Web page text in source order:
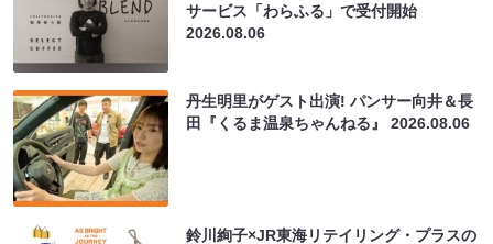
サービス「わらふる」で受付開始
2026.08.06
丹生明里がゲスト出演! パンサー向井＆長
田『くるま温泉ちゃんねる』2026.08.06
鈴川絢子×JR東海リテイリング・プラスの